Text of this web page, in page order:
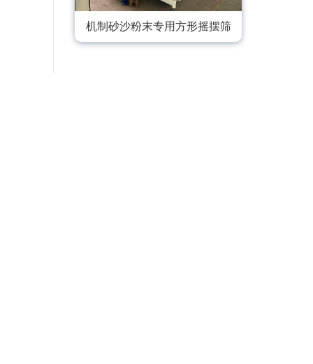
机制砂沙粉末专用方形摇摆筛